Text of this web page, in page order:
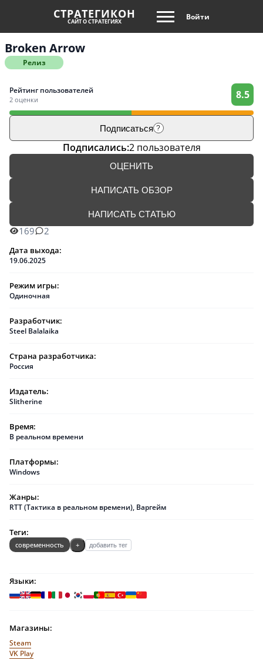
СТРАТЕГИКОН
САЙТ О СТРАТЕГИЯХ Войти
Broken Arrow
Релиз
Рейтинг пользователей
2 оценки 8.5
Подписаться ?
Подписались:2 пользователя
ОЦЕНИТЬ
НАПИСАТЬ ОБЗОР
НАПИСАТЬ СТАТЬЮ
169 2
Дата выхода:
19.06.2025
Режим игры:
Одиночная
Разработчик:
Steel Balalaika
Страна разработчика:
Россия
Издатель:
Slitherine
Время:
В реальном времени
Платформы:
Windows
Жанры:
RTT (Тактика в реальном времени), Варгейм
Теги:
современность + добавить тег
Языки:
Магазины:
Steam
VK Play